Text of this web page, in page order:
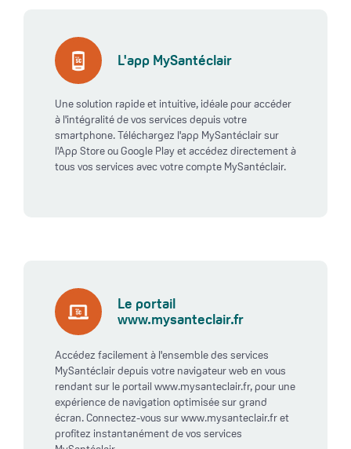
L'app MySantéclair
Une solution rapide et intuitive, idéale pour accéder
à l'intégralité de vos services depuis votre
smartphone. Téléchargez l'app MySantéclair sur
l'App Store ou Google Play et accédez directement à
tous vos services avec votre compte MySantéclair.
Le portail
www.mysanteclair.fr
Accédez facilement à l'ensemble des services
MySantéclair depuis votre navigateur web en vous
rendant sur le portail www.mysanteclair.fr, pour une
expérience de navigation optimisée sur grand
écran. Connectez-vous sur www.mysanteclair.fr et
profitez instantanément de vos services